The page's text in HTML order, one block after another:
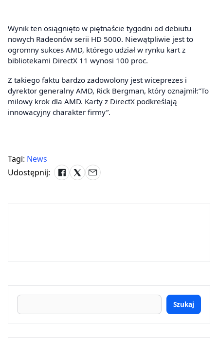
Wynik ten osiągnięto w piętnaście tygodni od debiutu
nowych Radeonów serii HD 5000. Niewątpliwie jest to
ogromny sukces AMD, którego udział w rynku kart z
bibliotekami DirectX 11 wynosi 100 proc.
Z takiego faktu bardzo zadowolony jest wiceprezes i
dyrektor generalny AMD, Rick Bergman, który oznajmił:”To
milowy krok dla AMD. Karty z DirectX podkreślają
innowacyjny charakter firmy”.
Tagi: News
Udostępnij:
Szukaj